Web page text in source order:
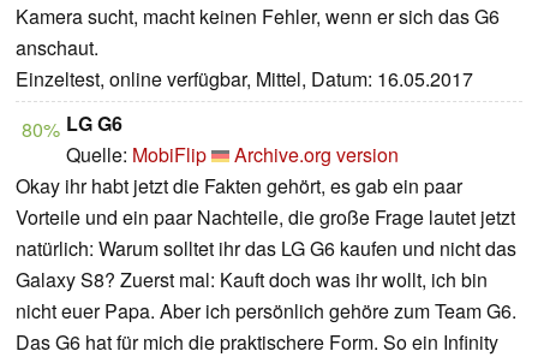
Kamera sucht, macht keinen Fehler, wenn er sich das G6
anschaut.
Einzeltest, online verfügbar, Mittel, Datum: 16.05.2017
80% LG G6
Quelle: MobiFlip
Archive.org version
Okay ihr habt jetzt die Fakten gehört, es gab ein paar
Vorteile und ein paar Nachteile, die große Frage lautet jetzt
natürlich: Warum solltet ihr das LG G6 kaufen und nicht das
Galaxy S8? Zuerst mal: Kauft doch was ihr wollt, ich bin
nicht euer Papa. Aber ich persönlich gehöre zum Team G6.
Das G6 hat für mich die praktischere Form. So ein Infinity